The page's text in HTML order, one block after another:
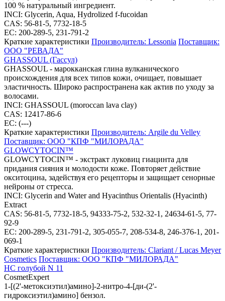
100 % натуральный ингредиент.
INCI: Glycerin, Aqua, Hydrolized f-fucoidan
CAS: 56-81-5, 7732-18-5
EC: 200-289-5, 231-791-2
Краткие характеристики Производитель: Lessonia Поставщик:
ООО "РЕВАДА"
GHASSOUL (Гассул)
GHASSOUL - марокканская глина вулканического
происхождения для всех типов кожи, очищает, повышает
эластичность. Широко распространена как актив по уходу за
волосами.
INCI: GHASSOUL (moroccan lava clay)
CAS: 12417-86-6
EC: (---)
Краткие характеристики Производитель: Argile du Velley
Поставщик: ООО "КПФ "МИЛОРАДА"
GLOWCYTOCIN™
GLOWCYTOCIN™ - экстракт луковиц гиацинта для
придания сияния и молодости коже. Повторяет действие
окситоцина, задействуя его рецепторы и защищает сенорные
нейроны от стресса.
INCI: Glycerin and Water and Hyacinthus Orientalis (Hyacinth)
Extract
CAS: 56-81-5, 7732-18-5, 94333-75-2, 532-32-1, 24634-61-5, 77-
92-9
EC: 200-289-5, 231-791-2, 305-055-7, 208-534-8, 246-376-1, 201-
069-1
Краткие характеристики Производитель: Clariant / Lucas Meyer
Cosmetics Поставщик: ООО "КПФ "МИЛОРАДА"
HC голубой N 11
CosmetExpert
1-[(2'-метоксиэтил)амино]-2-нитро-4-[ди-(2'-
гидроксиэтил)амино] бензол.